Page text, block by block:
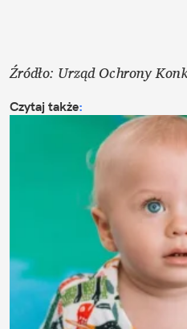
Źródło: Urząd Ochrony
Czytaj także: